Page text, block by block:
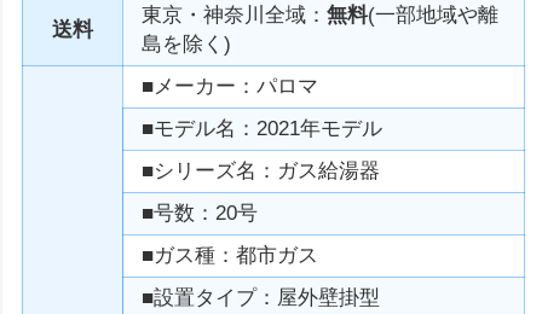
送料
東京・神奈川全域：無料(一部地域や離
島を除く)
■メーカー：パロマ
■モデル名：2021年モデル
■シリーズ名：ガス給湯器
■号数：20号
■ガス種：都市ガス
■設置タイプ：屋外壁掛型